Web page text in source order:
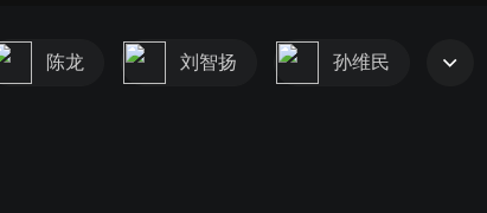
陈龙 刘智扬 孙维民